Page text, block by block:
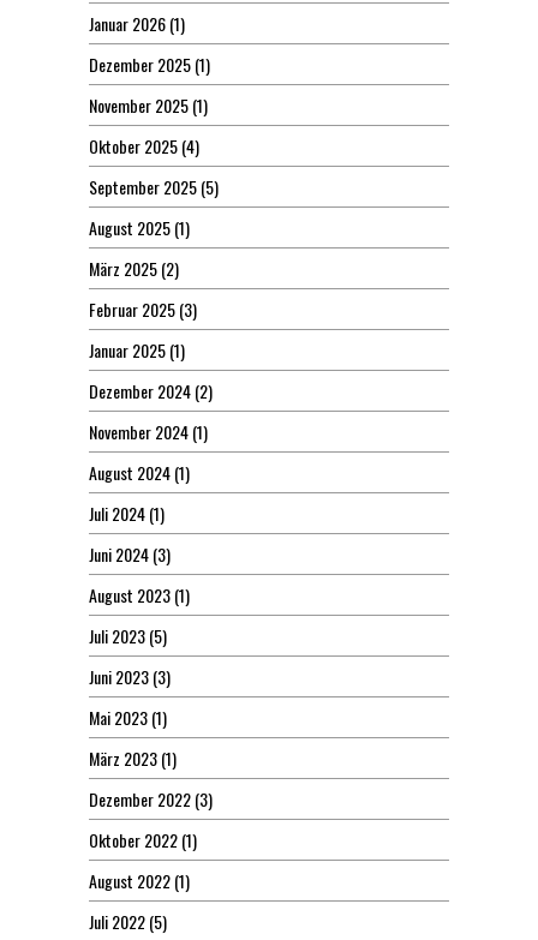
Januar 2026(1)
Dezember 2025(1)
November 2025(1)
Oktober 2025(4)
September 2025(5)
August 2025(1)
März 2025(2)
Februar 2025(3)
Januar 2025(1)
Dezember 2024(2)
November 2024(1)
August 2024(1)
Juli 2024(1)
Juni 2024(3)
August 2023(1)
Juli 2023(5)
Juni 2023(3)
Mai 2023(1)
März 2023(1)
Dezember 2022(3)
Oktober 2022(1)
August 2022(1)
Juli 2022(5)